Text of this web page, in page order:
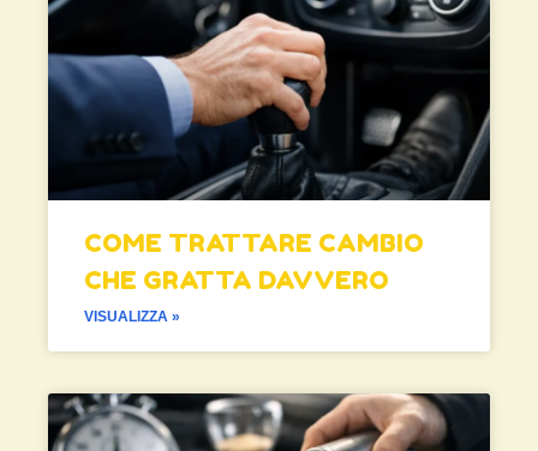
COME TRATTARE CAMBIO
CHE GRATTA DAVVERO
VISUALIZZA »